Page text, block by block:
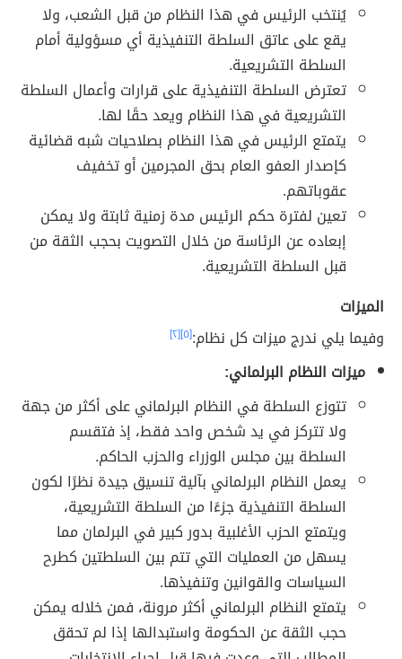
يُنتخب الرئيس في هذا النظام من قبل الشعب، ولا
يقع على عاتق السلطة التنفيذية أي مسؤولية أمام
السلطة التشريعية.
تعترض السلطة التنفيذية على قرارات وأعمال السلطة
التشريعية في هذا النظام ويعد حقًا لها.
يتمتع الرئيس في هذا النظام بصلاحيات شبه قضائية
كإصدار العفو العام بحق المجرمين أو تخفيف
عقوباتهم.
تعين لفترة حكم الرئيس مدة زمنية ثابتة ولا يمكن
إبعاده عن الرئاسة من خلال التصويت بحجب الثقة من
قبل السلطة التشريعية.
الميزات
وفيما يلي ندرج ميزات كل نظام:[٥] [٢]
ميزات النظام البرلماني:
تتوزع السلطة في النظام البرلماني على أكثر من جهة
ولا تتركز في يد شخص واحد فقط، إذ فتقسم
السلطة بين مجلس الوزراء والحزب الحاكم.
يعمل النظام البرلماني بآلية تنسيق جيدة نظرًا لكون
السلطة التنفيذية جزءًا من السلطة التشريعية،
ويتمتع الحزب الأغلبية بدور كبير في البرلمان مما
يسهل من العمليات التي تتم بين السلطتين كطرح
السياسات والقوانين وتنفيذها.
يتمتع النظام البرلماني أكثر مرونة، فمن خلاله يمكن
حجب الثقة عن الحكومة واستبدالها إذا لم تحقق